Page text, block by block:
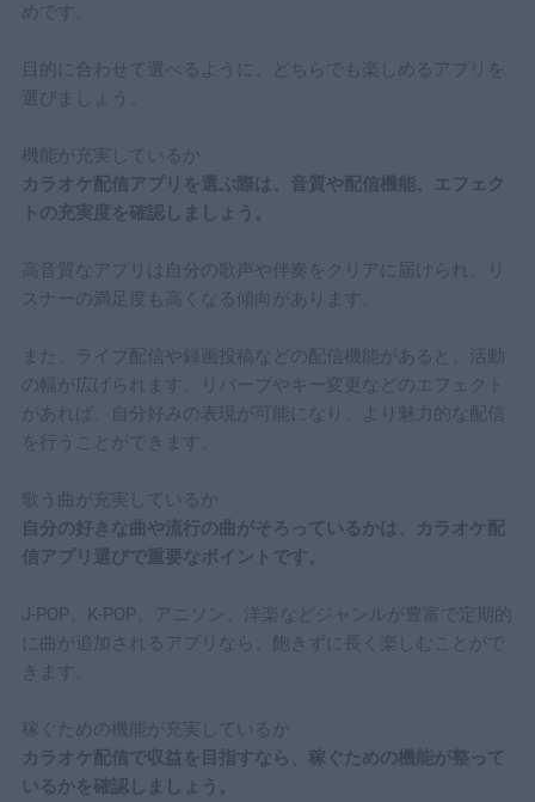
めです。
目的に合わせて選べるように、どちらでも楽しめるアプリを
選びましょう。
機能が充実しているか
カラオケ配信アプリを選ぶ際は、音質や配信機能、エフェク
トの充実度を確認しましょう。
高音質なアプリは自分の歌声や伴奏をクリアに届けられ、リ
スナーの満足度も高くなる傾向があります。
また、ライブ配信や録画投稿などの配信機能があると、活動
の幅が広げられます。リバーブやキー変更などのエフェクト
があれば、自分好みの表現が可能になり、より魅力的な配信
を行うことができます。
歌う曲が充実しているか
自分の好きな曲や流行の曲がそろっているかは、カラオケ配
信アプリ選びで重要なポイントです。
J-POP、K-POP、アニソン、洋楽などジャンルが豊富で定期的
に曲が追加されるアプリなら、飽きずに長く楽しむことがで
きます。
稼ぐための機能が充実しているか
カラオケ配信で収益を目指すなら、稼ぐための機能が整って
いるかを確認しましょう。